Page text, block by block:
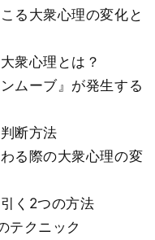
る大衆心理の変化と
衆心理とは？
ムーブ』が発生する
断方法
る際の大衆心理の変
く2つの方法
テクニック